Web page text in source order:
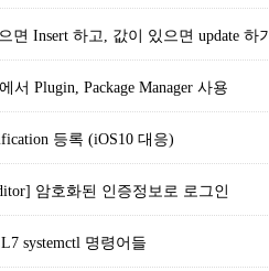
면 Insert 하고, 값이 있으면 update 하기
서 Plugin, Package Manager 사용
등록 (iOS10 대응)
암호화된 인증정보로 로그인
systemctl 명령어들